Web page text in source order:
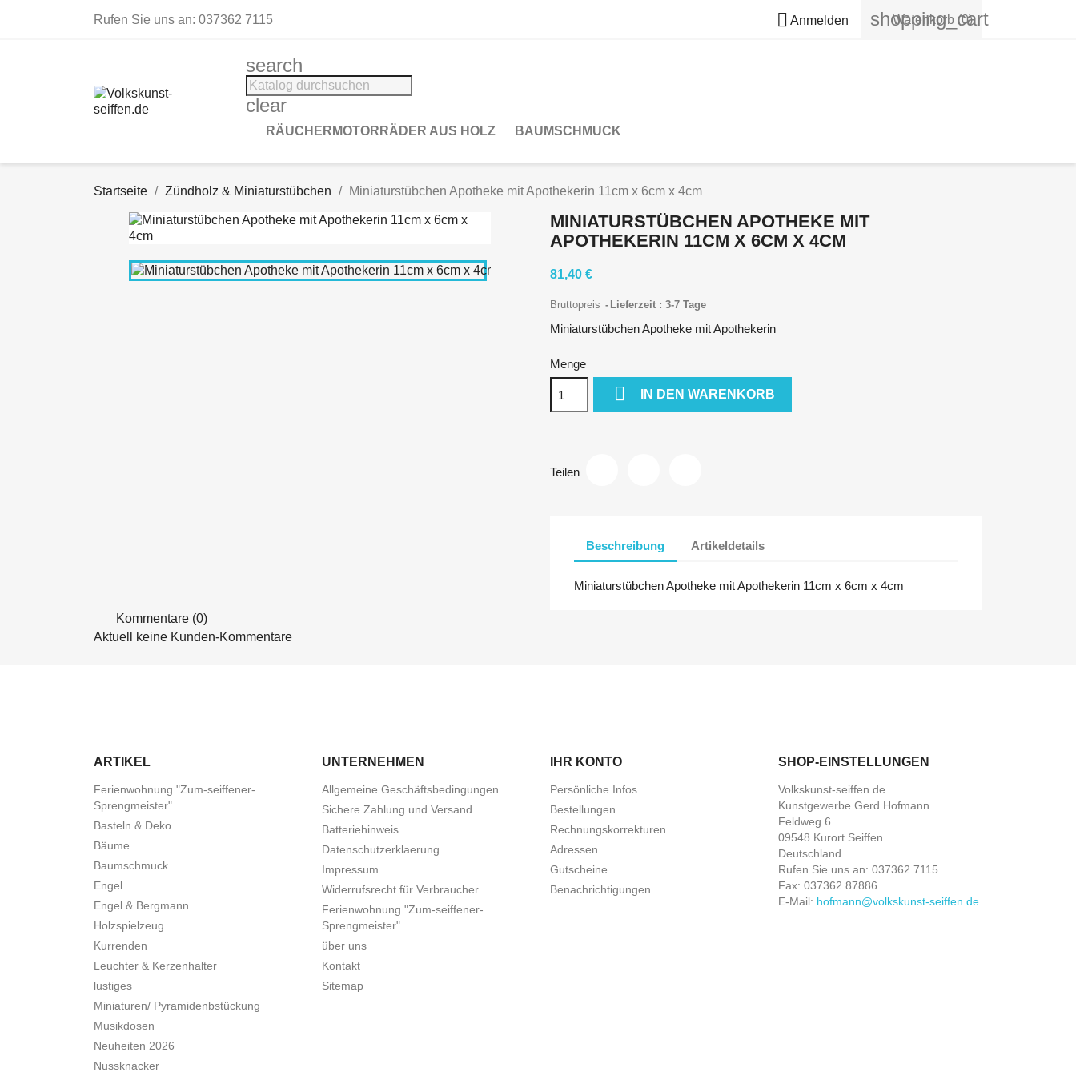
Rufen Sie uns an: 037362 7115  Anmelden shopping_cart
Warenkorb (0)
search
clear
RÄUCHERMOTORRÄDER AUS HOLZ BAUMSCHMUCK
Startseite Zündholz & Miniaturstübchen Miniaturstübchen Apotheke mit Apothekerin 11cm x 6cm x 4cm
MINIATURSTÜBCHEN APOTHEKE MIT
APOTHEKERIN 11CM X 6CM X 4CM
81,40 €
Bruttopreis Lieferzeit : 3-7 Tage
Miniaturstübchen Apotheke mit Apothekerin
Menge
 IN DEN WARENKORB
Teilen
Beschreibung Artikeldetails
Miniaturstübchen Apotheke mit Apothekerin 11cm x 6cm x 4cm
Kommentare (0)
Aktuell keine Kunden-Kommentare
ARTIKEL
Ferienwohnung "Zum-seiffener-
Sprengmeister"
Basteln & Deko
Bäume
Baumschmuck
Engel
Engel & Bergmann
Holzspielzeug
Kurrenden
Leuchter & Kerzenhalter
lustiges
Miniaturen/ Pyramidenbstückung
Musikdosen
Neuheiten 2026
Nussknacker
UNTERNEHMEN
Allgemeine Geschäftsbedingungen
Sichere Zahlung und Versand
Batteriehinweis
Datenschutzerklaerung
Impressum
Widerrufsrecht für Verbraucher
Ferienwohnung "Zum-seiffener-
Sprengmeister"
über uns
Kontakt
Sitemap
IHR KONTO
Persönliche Infos
Bestellungen
Rechnungskorrekturen
Adressen
Gutscheine
Benachrichtigungen
SHOP-EINSTELLUNGEN
Volkskunst-seiffen.de
Kunstgewerbe Gerd Hofmann
Feldweg 6
09548 Kurort Seiffen
Deutschland
Rufen Sie uns an: 037362 7115
Fax: 037362 87886
E-Mail: hofmann@volkskunst-seiffen.de